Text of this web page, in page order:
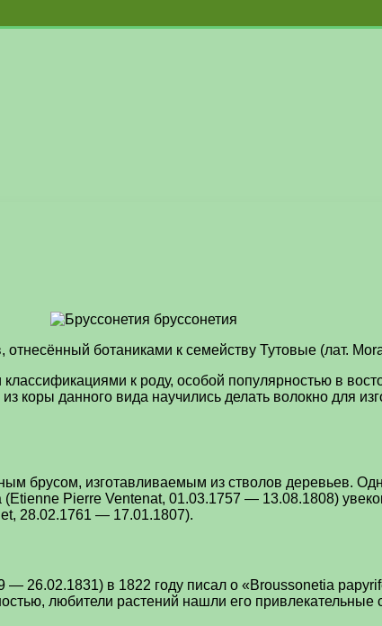
ботаниками к семейству Тутовые (лат.
к роду, особой популярностью в
коры данного вида научились делать волокно для
брусом, изготавливаемым из стволов деревьев.
Pierre Ventenat, 01.03.1757 — 13.08.1808)
28.02.1761 — 17.01.1807).
— 26.02.1831) в 1822 году писал о «Broussonetia
любители растений нашли его